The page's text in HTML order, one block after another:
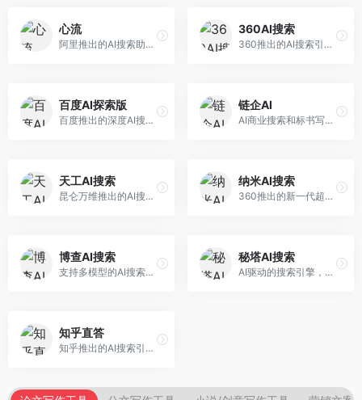
心流
阿里推出的AI搜索助手，专注于智能信息获取。面向普通用户，提供智能搜索、内容整理、知识问答等服务，与阿里生态深度整合。
360AI搜索
360推出的AI搜索引擎，专注于安全智能搜索。面向普通用户，提供智能问答、网页搜索、内容整理等服务，安全防护能力强。
百度AI探索版
百度推出的深度AI搜索引擎，整合百度知识图谱。面向中文用户，提供智能问答、知识探索、内容生成等服务，知识覆盖面广。
链企AI
AI商业搜索和标书写作工具，专注于企业服务场景。面向企业用户，提供商业信息搜索、标书生成、企业分析等服务，商业信息专业。
天工AI搜索
昆仑万维推出的AI搜索引擎，整合大模型与搜索能力。面向普通用户，提供智能问答、深度搜索、内容整理等服务，中文搜索体验好。
纳米AI搜索
360推出的新一代超级AI搜索，深度整合360搜索资源。面向普通用户，提供智能问答、多模态搜索、内容生成等服务，安全可靠。
博查AI搜索
支持多模型的AI搜索引擎，整合多种大模型能力。面向AI爱好者，提供多模型搜索、答案对比、深度分析等服务，模型选择灵活。
秘塔AI搜索
AI驱动的搜索引擎，专注于无广告直达结果。面向研究者和信息获取需求者，提供深度搜索、来源标注、答案整理等服务，搜索结果干净准确，信息可信度高。
知乎直答
知乎推出的AI搜索引擎，专注于知识问答场景。面向知识获取者，提供知乎内容搜索、智能问答、知识整理等服务，专业知识丰富。